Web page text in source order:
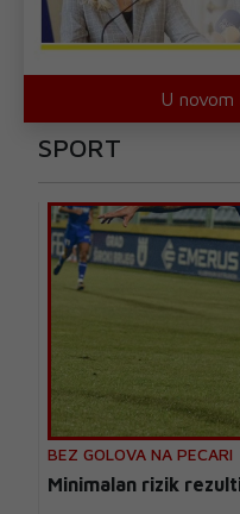
U
SPORT
BEZ GOLOVA NA PECARI
Minimalan rizik